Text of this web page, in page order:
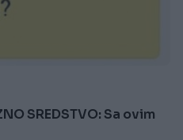
SREDSTVO: Sa ovim